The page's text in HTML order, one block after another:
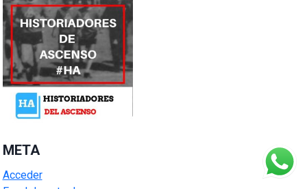
META
Acceder